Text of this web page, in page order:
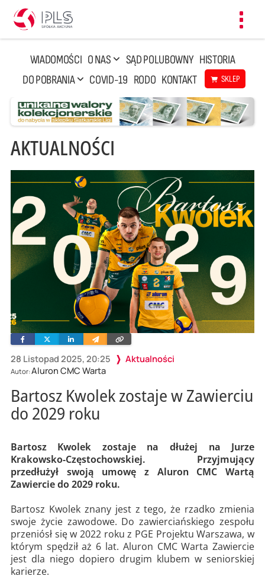
WIADOMOŚCI O NAS SĄD POLUBOWNY HISTORIA
DO POBRANIA
COVID-19 RODO KONTAKT SKLEP
AKTUALNOŚCI
28 Listopad 2025, 20:25 Aktualności
Autor:Aluron CMC Warta
FacebookTwitterLinkedinWyślij
e-
Skopiuj
link
Bartosz Kwolek zostaje w Zawierciu
do 2029 roku
Bartosz Kwolek zostaje na dłużej na Jurze
Krakowsko-Częstochowskiej. Przyjmujący
przedłużył swoją umowę z Aluron CMC Wartą
Zawiercie do 2029 roku.
Bartosz Kwolek znany jest z tego, że rzadko zmienia
swoje życie zawodowe. Do zawierciańskiego zespołu
przeniósł się w 2022 roku z PGE Projektu Warszawa, w
którym spędził aż 6 lat. Aluron CMC Warta Zawiercie
jest dla niego dopiero drugim klubem w seniorskiej
karierze.